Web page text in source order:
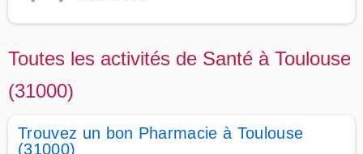
Toutes les activités de Santé à Toulouse
(31000)
Trouvez un bon Pharmacie à Toulouse
(31000)